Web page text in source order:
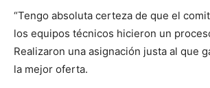
“Tengo absoluta certeza de que el
los equipos técnicos hicieron un
Realizaron una asignación justa al que
la mejor oferta.